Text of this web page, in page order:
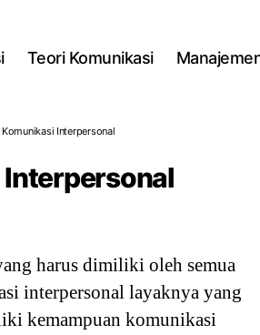
Teori Komunikasi
Interpersonal
Interpersonal
harus dimiliki oleh semua
interpersonal layaknya yang
kemampuan komunikasi